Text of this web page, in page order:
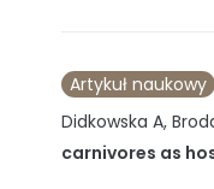
Artykuł naukowy
Didkowska A,
carnivores as